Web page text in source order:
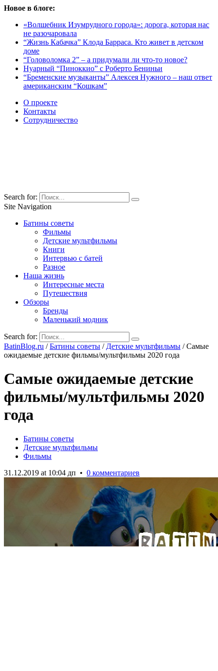
Новое в блоге:
«Волшебник Изумрудного города»: дорога, которая нас
не разочаровала
“Жизнь Кабачка” Клода Барраса. Кто живет в детском
доме
“Головоломка 2” – а придумали ли что-то новое?
Нуарный “Пиноккио” с Роберто Бениньи
“Бременские музыканты” Алексея Нужного – наш ответ
американским “Кошкам”
О проекте
Контакты
Сотрудничество
Search for:
Site Navigation
Батины советы
Фильмы
Детские мультфильмы
Книги
Интервью с батей
Разное
Наша жизнь
Интересные места
Путешествия
Обзоры
Бренды
Маленький модник
Search for:
BatinBlog.ru /Батины советы / Детские мультфильмы /Самые
ожидаемые детские фильмы/мультфильмы 2020 года
Самые ожидаемые детские
фильмы/мультфильмы 2020
года
Батины советы
Детские мультфильмы
Фильмы
31.12.2019 at 10:04 дп • 0 комментариев